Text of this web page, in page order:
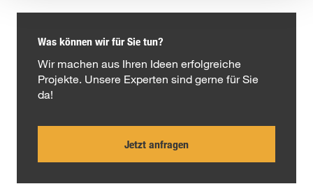
Was können wir für Sie tun?
Wir machen aus Ihren Ideen erfolgreiche
Projekte. Unsere Experten sind gerne für Sie
da!
Jetzt anfragen